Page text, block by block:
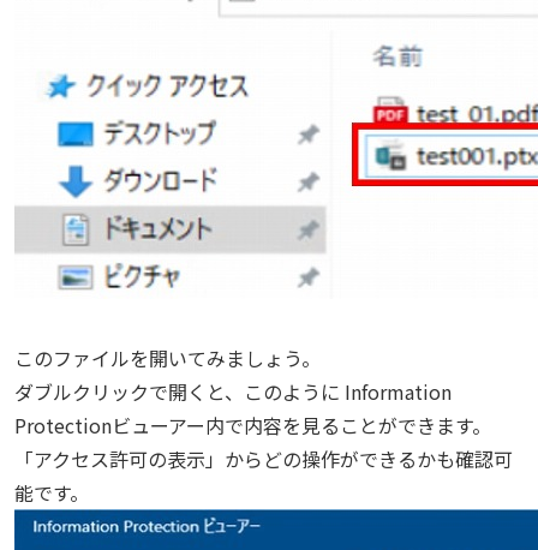
このファイルを開いてみましょう。
ダブルクリックで開くと、このように Information
Protectionビューアー内で内容を見ることができます。
「アクセス許可の表示」からどの操作ができるかも確認可
能です。